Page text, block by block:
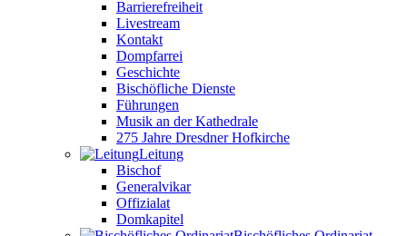
Barrierefreiheit
Livestream
Kontakt
Dompfarrei
Geschichte
Bischöfliche Dienste
Führungen
Musik an der Kathedrale
275 Jahre Dresdner Hofkirche
Leitung
Bischof
Generalvikar
Offizialat
Domkapitel